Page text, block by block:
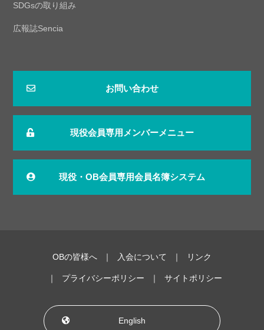
SDGsの取り組み
広報誌Sencia
お問い合わせ
現役会員専用メンバーメニュー
現役・OB会員専用会員名簿システム
OBの皆様へ 入会について リンク
プライバシーポリシー サイトポリシー
English